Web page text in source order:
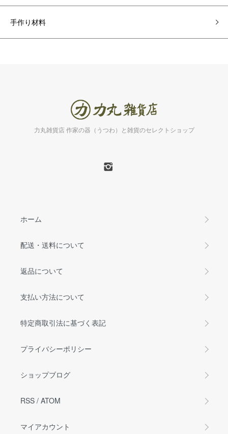
手作り材料
力丸雑貨店 作家の器（うつわ）と雑貨のセレクトショップ
ホーム
配送・送料について
返品について
支払い方法について
特定商取引法に基づく表記
プライバシーポリシー
ショップブログ
RSS / ATOM
マイアカウント